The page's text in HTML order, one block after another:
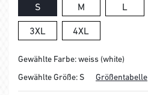
S M L
3XL 4XL
Gewählte Farbe: weiss (white)
Gewählte Größe:S Größentabelle